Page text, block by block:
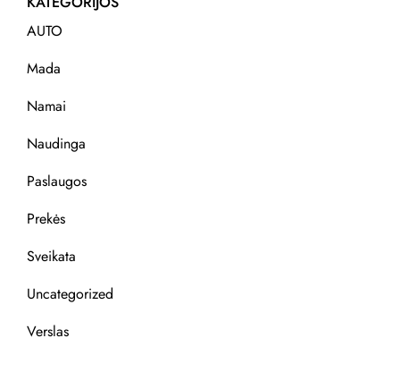
AUTO
Mada
Namai
Naudinga
Paslaugos
Prekės
Sveikata
Uncategorized
Verslas